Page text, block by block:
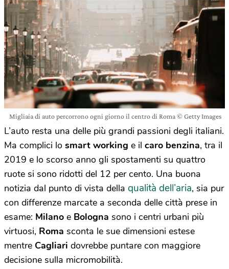
Migliaia di auto percorrono ogni giorno il centro di Roma © Getty Images
L’auto resta una delle più grandi passioni degli italiani.
Ma complici lo smart working e il caro benzina, tra il
2019 e lo scorso anno gli spostamenti su quattro
ruote si sono ridotti del 12 per cento. Una buona
notizia dal punto di vista della qualità dell’aria, sia pur
con differenze marcate a seconda delle città prese in
esame: Milano e Bologna sono i centri urbani più
virtuosi, Roma sconta le sue dimensioni estese
mentre Cagliari dovrebbe puntare con maggiore
decisione sulla micromobilità.